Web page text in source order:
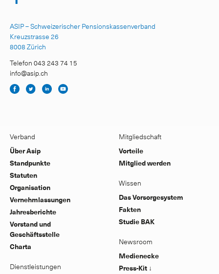
ASIP – Schweizerischer Pensionskassenverband
Kreuzstrasse 26
8008 Zürich
Telefon 043 243 74 15
info@asip.ch
Verband
Über Asip
Standpunkte
Statuten
Organisation
Vernehmlassungen
Jahresberichte
Vorstand und
Geschäftsstelle
Charta
Dienstleistungen
Mitgliedschaft
Vorteile
Mitglied werden
Wissen
Das Vorsorgesystem
Fakten
Studie BAK
Newsroom
Medienecke
Press-Kit ↓